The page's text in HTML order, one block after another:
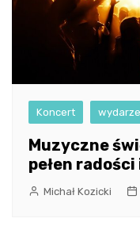
Koncert
Muzyczne
pełen
Michał Kozicki